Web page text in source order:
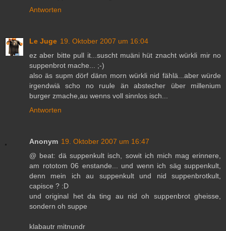
Antworten
Le Juge 19. Oktober 2007 um 16:04
ez aber bitte pull it...suscht muäni hüt znacht würkli mir no
suppenbrot mache... ;-)
also äs supm dörf dänn morn würkli nid fählä...aber würde
irgendwiä scho no ruule än abstecher über millenium
burger zmache,au wenns voll sinnlos isch...
Antworten
Anonym 19. Oktober 2007 um 16:47
@ beat: dä suppenkult isch, sowit ich mich mag erinnere,
am rototom 06 enstande... und wenn ich säg suppenkult,
denn mein ich au suppenkult und nid suppenbrotkult,
capisce ? :D
und original het da ting au nid oh suppenbrot gheisse,
sondern oh suppe
klabautr mitnundr